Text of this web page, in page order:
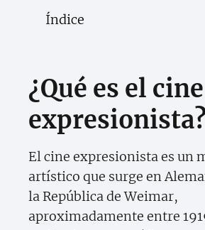
Índice
¿Qué es el cine
El cine expresionista es un
artístico que surge en
la República de Weimar,
aproximadamente entre